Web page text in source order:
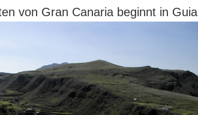
von Gran Canaria beginnt in Guia